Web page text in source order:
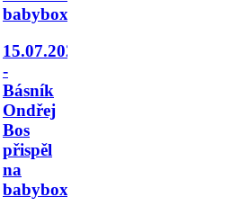
babyboxu.
15.07.2026
-
Básník
Ondřej
Bos
přispěl
na
babyboxy.